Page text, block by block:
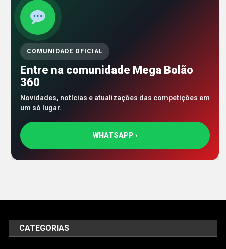
COMUNIDADE OFICIAL
Entre na comunidade Mega Bolão
360
Novidades, notícias e atualizações das competições em
um só lugar.
WHATSAPP ›
CATEGORIAS